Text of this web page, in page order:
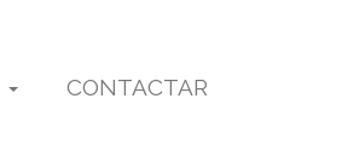
CONTACTAR